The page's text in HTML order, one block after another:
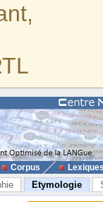
Corpus
Etymologie